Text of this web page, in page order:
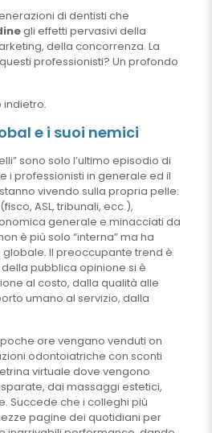
di dentisti che
gli effetti pervasivi della
della concorrenza. La
professionisti? Un profondo
indietro.
e i suoi nemici
sono solo l’ultimo episodio di
i professionisti in generale ed il
vivendo sulla propria pelle:
ASL, tribunali, ecc.),
generale e minacciati da
è più solo “interna” ma ha
Il preoccupante trend è
pubblica opinione si è
al costo, dalla qualità alle
umano al servizio, dalla
ore vengano venduti on
odontoiatriche con sconti
virtuale dove vengono
dai massaggi estetici,
Succede che i colleghi più
pagine dei quotidiani per